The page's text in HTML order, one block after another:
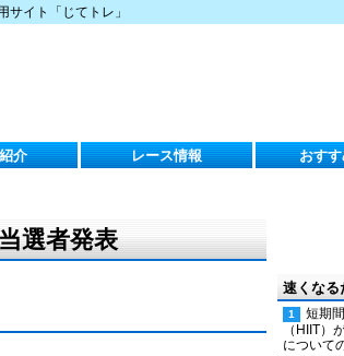
サイト「じてトレ」
介 レース情報 おす
選者発表
速くな
短期
（HIIT）
について